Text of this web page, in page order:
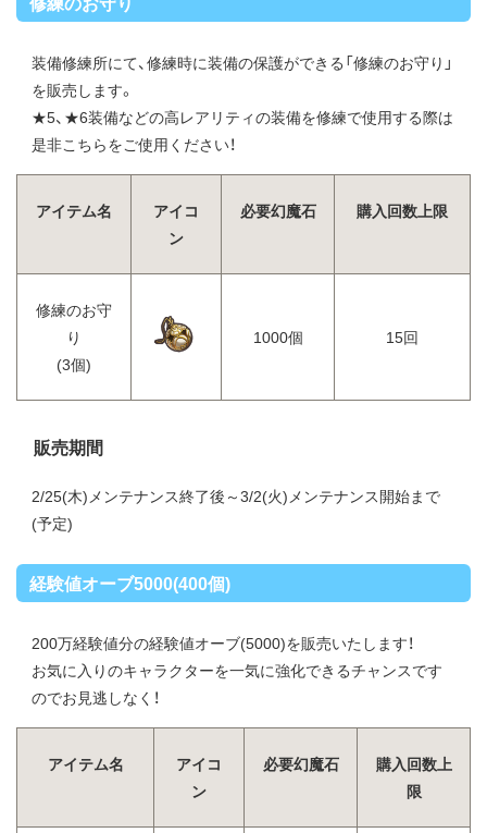
装備修練所にて、修練時に装備の保護ができる「修練のお守り」
を販売します。
★5、★6装備などの高レアリティの装備を修練で使用する際は
是非こちらをご使用ください！
アイテム名
アイコ
ン
必要幻魔石 購入回数上限
修練のお守
り
(3個)
1000個 15回
販売期間
2/25(木)メンテナンス終了後～3/2(火)メンテナンス開始まで
(予定)
経験値オーブ5000(400個)
200万経験値分の経験値オーブ(5000)を販売いたします！
お気に入りのキャラクターを一気に強化できるチャンスです
のでお見逃しなく！
アイテム名
アイコ
ン
必要幻魔石
購入回数上
限